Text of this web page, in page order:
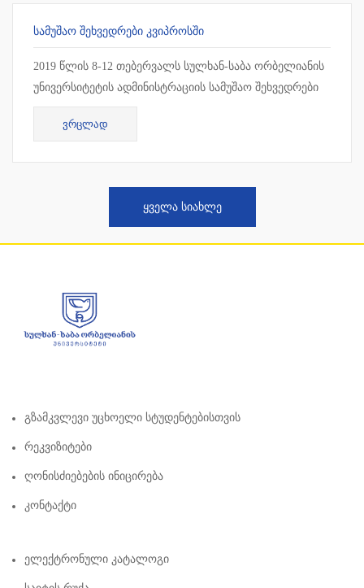
ᲡᲐᲛᲣᲨᲐᲝ ᲨᲔᲮᲕᲔᲓᲠᲔᲑᲘ ᲙᲕᲘᲞᲠᲝᲡᲨᲘ
2019 წლის 8-12 თებერვალს სულხან-საბა ორბელიანის
უნივერსიტეტის ადმინისტრაციის სამუშაო შეხვედრები
ჩატარდა კვიპროსში, ლარნაკაში. სამუშაო შეხვედრის
ფარგლებ...
ᲕᲠᲪᲚᲐᲓ
ᲧᲕᲔᲚᲐ ᲡᲘᲐᲮᲚᲔ
Გზამკვლევი Უცხოელი Სტუდენტებისთვის
Რეკვიზიტები
Ღონისძიებების Ინიცირება
Კონტაქტი
Ელექტრონული Კატალოგი